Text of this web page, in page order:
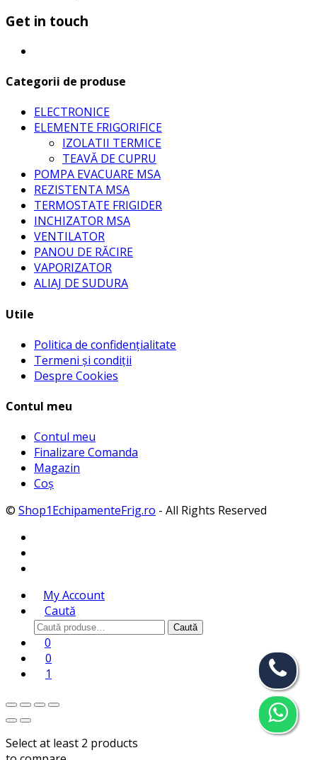
Get in touch
Categorii de produse
ELECTRONICE
ELEMENTE FRIGORIFICE
IZOLATII TERMICE
TEAVĂ DE CUPRU
POMPA EVACUARE MSA
REZISTENTA MSA
TERMOSTATE FRIGIDER
INCHIZATOR MSA
VENTILATOR
PANOU DE RĂCIRE
VAPORIZATOR
ALIAJ DE SUDURA
Utile
Politica de confidențialitate
Termeni și condiții
Despre Cookies
Contul meu
Contul meu
Finalizare Comanda
Magazin
Coș
© Shop1EchipamenteFrig.ro - All Rights Reserved
My Account
Caută
Caută
după:
Caută
0
0
1
Select at least 2 products